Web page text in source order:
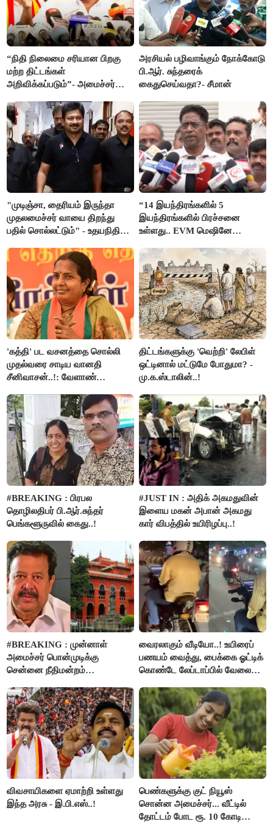
“நிதி நிலைமை சரியான பிறகு
மற்ற திட்டங்கள்
அறிவிக்கப்படும்”- அமைச்சர்
அரசியல் பழிவாங்கும் நோக்கோடு
பி.ஆர். சுந்தரைக்
கைதுசெய்வதா?- சீமான்
"முடிஞ்சா, தைரியம் இருந்தா
முதலமைச்சர் வாயை திறந்து
பதில் சொல்லட்டும்" - உதயநிதி
“14 இயந்திரங்களில் 5
இயந்திரங்களில் பிரச்சனை
உள்ளது.. EVM மெஷினே
இளங்கோ
'கத்தி' பட வசனத்தை சொல்லி
முதல்வரை சாடிய வானதி
சீனிவாசன்..!: வேளாண்
எதிர்ப்பு!
திட்டங்களுக்கு 'வெற்றி' லேபிள்
ஒட்டினால் மட்டுமே போதுமா? -
மு.க.ஸ்டாலின்..!
#BREAKING : பிரபல
தொழிலதிபர் பி.ஆர்.சுந்தர்
பெங்களூருவில் கைது..!
#JUST IN : அதிக் அகமதுவின்
இளைய மகன் அபான் அகமது
கார் விபத்தில் உயிரிழப்பு..!
#BREAKING : முன்னாள்
அமைச்சர் பொன்முடிக்கு
சென்னை நீதிமன்றம்
வைரலாகும் வீடியோ..! உயிரைப்
பணயம் வைத்து, பைக்கை ஓட்டிக்
கொண்டே லேப்டாப்பில் வேலை
விவசாயிகளை ஏமாற்றி உள்ளது
இந்த அரசு - இ.பி.எஸ்..!
பெண்களுக்கு குட் நியூஸ்
சொன்ன அமைச்சர்... வீட்டில்
தோட்டம் போட ரூ. 10 கோடி